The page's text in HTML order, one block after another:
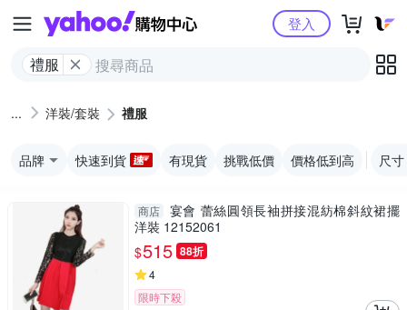
Yahoo購物中心
禮服
登入
洋裝/套裝 禮服
品牌 快速到貨 有現貨 挑戰低價 價格低到高 尺寸
商店
宴會 蕾絲圓領長袖拼接混紡棉斜紋裙擺
洋裝 12152061
$515 88折
4
限時下殺